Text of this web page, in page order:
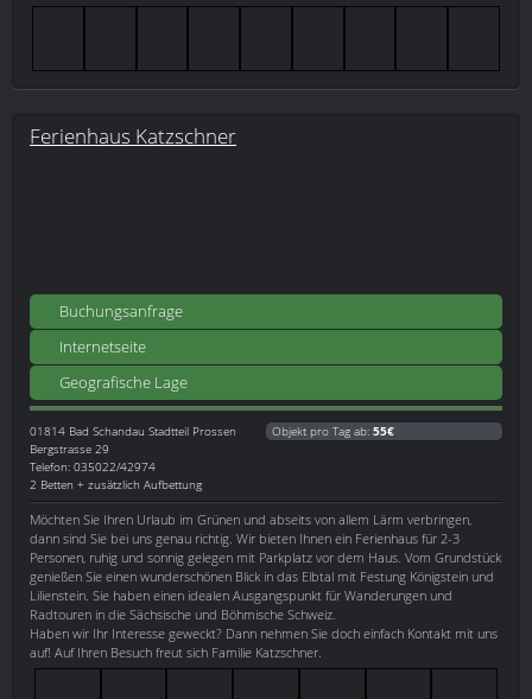
Ferienhaus Katzschner
Buchungsanfrage
Internetseite
Geografische Lage
01814 Bad Schandau Stadtteil Prossen
Bergstrasse 29
Telefon: 035022/42974
2 Betten + zusätzlich Aufbettung
Objekt pro Tag ab: 55€
Möchten Sie Ihren Urlaub im Grünen und abseits von allem Lärm verbringen,
dann sind Sie bei uns genau richtig. Wir bieten Ihnen ein Ferienhaus für 2-3
Personen, ruhig und sonnig gelegen mit Parkplatz vor dem Haus. Vom Grundstück
genießen Sie einen wunderschönen Blick in das Elbtal mit Festung Königstein und
Lilienstein. Sie haben einen idealen Ausgangspunkt für Wanderungen und
Radtouren in die Sächsische und Böhmische Schweiz.
Haben wir Ihr Interesse geweckt? Dann nehmen Sie doch einfach Kontakt mit uns
auf! Auf Ihren Besuch freut sich Familie Katzschner.